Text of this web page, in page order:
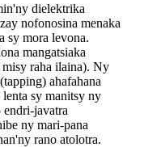
dielektrika
nofonosina menaka
sy mora levona.
mangatsiaka
raha ilaina). Ny
ahafahana
lenta sy manitsy ny
endri-javatra
ny mari-pana
rano atolotra.